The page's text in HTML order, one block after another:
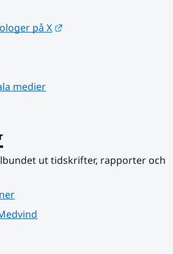
på X
medier
ut tidskrifter, rapporter och